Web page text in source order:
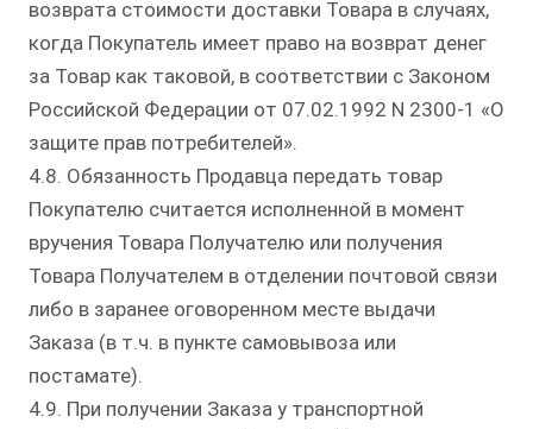
возврата стоимости доставки Товара в случаях,
когда Покупатель имеет право на возврат денег
за Товар как таковой, в соответствии с Законом
Российской Федерации от 07.02.1992 N 2300-1 «О
защите прав потребителей».
4.8. Обязанность Продавца передать товар
Покупателю считается исполненной в момент
вручения Товара Получателю или получения
Товара Получателем в отделении почтовой связи
либо в заранее оговоренном месте выдачи
Заказа (в т.ч. в пункте самовывоза или
постамате).
4.9. При получении Заказа у транспортной